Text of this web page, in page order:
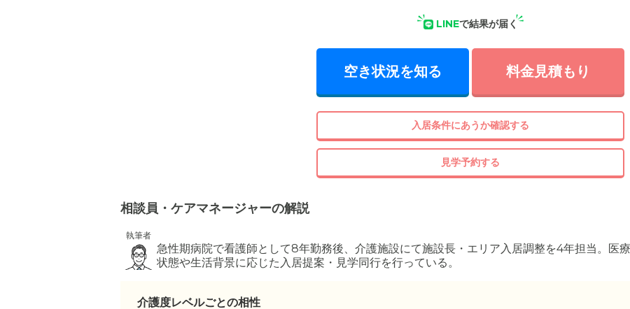
LINEで結果が届く
空き状況を知る 料金見積もり
入居条件にあうか確認する
見学予約する
相談員・ケアマネージャーの解説
執筆者
急性期病院で看護師として8年勤務後、介護施設にて施設長・エリア入居調整を4年担当。医
状態や生活背景に応じた入居提案・見学同行を行っている。
介護度レベルごとの相性